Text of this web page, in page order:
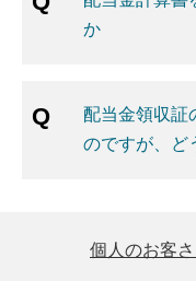
か
配当金領収証
のですが、ど
個人のお客さ